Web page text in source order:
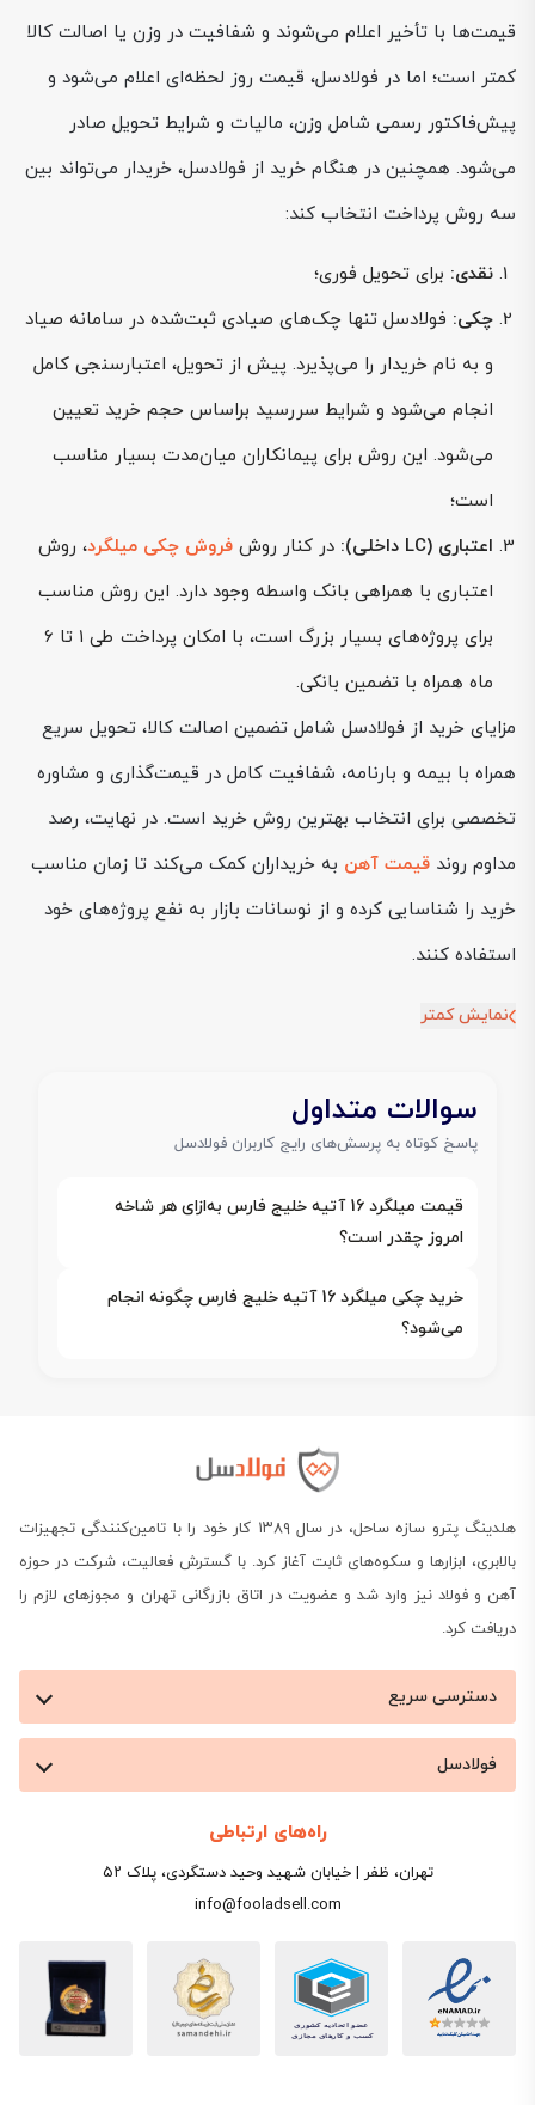
قیمت‌ها با تأخیر اعلام می‌شوند و شفافیت در وزن یا اصالت کالا
کمتر است؛ اما در فولادسل، قیمت روز لحظه‌ای اعلام می‌شود و
پیش‌فاکتور رسمی شامل وزن، مالیات و شرایط تحویل صادر
می‌شود. همچنین در هنگام خرید از فولادسل، خریدار می‌تواند بین
سه روش پرداخت انتخاب کند:
نقدی: برای تحویل فوری؛
چکی: فولادسل تنها چک‌های صیادی ثبت‌شده در سامانه صیاد
و به نام خریدار را می‌پذیرد. پیش از تحویل، اعتبارسنجی کامل
انجام می‌شود و شرایط سررسید براساس حجم خرید تعیین
می‌شود. این روش برای پیمانکاران میان‌مدت بسیار مناسب
است؛
اعتباری (LC داخلی):
در کنار روش فروش چکی میلگرد، روش
اعتباری با همراهی بانک واسطه وجود دارد. این روش مناسب
برای پروژه‌های بسیار بزرگ است، با امکان پرداخت طی ۱ تا ۶
ماه همراه با تضمین بانکی.
مزایای خرید از فولادسل شامل تضمین اصالت کالا، تحویل سریع
همراه با بیمه و بارنامه، شفافیت کامل در قیمت‌گذاری و مشاوره
تخصصی برای انتخاب بهترین روش خرید است. در نهایت، رصد
مداوم روند قیمت آهن به خریداران کمک می‌کند تا زمان مناسب
خرید را شناسایی کرده و از نوسانات بازار به نفع پروژه‌های خود
استفاده کنند.
نمایش کمتر
سوالات متداول
پاسخ کوتاه به پرسش‌های رایج کاربران فولادسل
قیمت میلگرد 16 آتیه خلیج فارس به‌ازای هر شاخه
امروز چقدر است؟
خرید چکی میلگرد 16 آتیه خلیج فارس چگونه انجام
می‌شود؟
هلدینگ پترو سازه ساحل، در سال ۱۳۸۹ کار خود را با تامین‌کنندگی تجهیزات
بالابری، ابزارها و سکوه‌های ثابت آغاز کرد. با گسترش فعالیت، شرکت در حوزه
آهن و فولاد نیز وارد شد و عضویت در اتاق بازرگانی تهران و مجوزهای لازم را
دریافت کرد.
دسترسی سریع
فولادسل
راه‌های ارتباطی
تهران، ظفر | خیابان شهید وحید دستگردی، پلاک ۵۲
info@fooladsell.com